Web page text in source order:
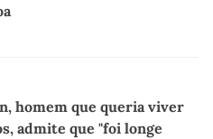
homem que queria viver
admite que "foi longe